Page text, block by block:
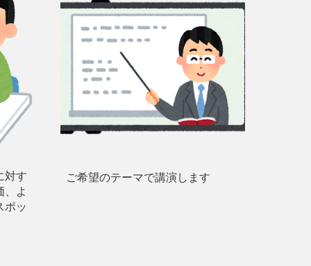
対す
、よ
ポッ
ご希望のテーマで講演します